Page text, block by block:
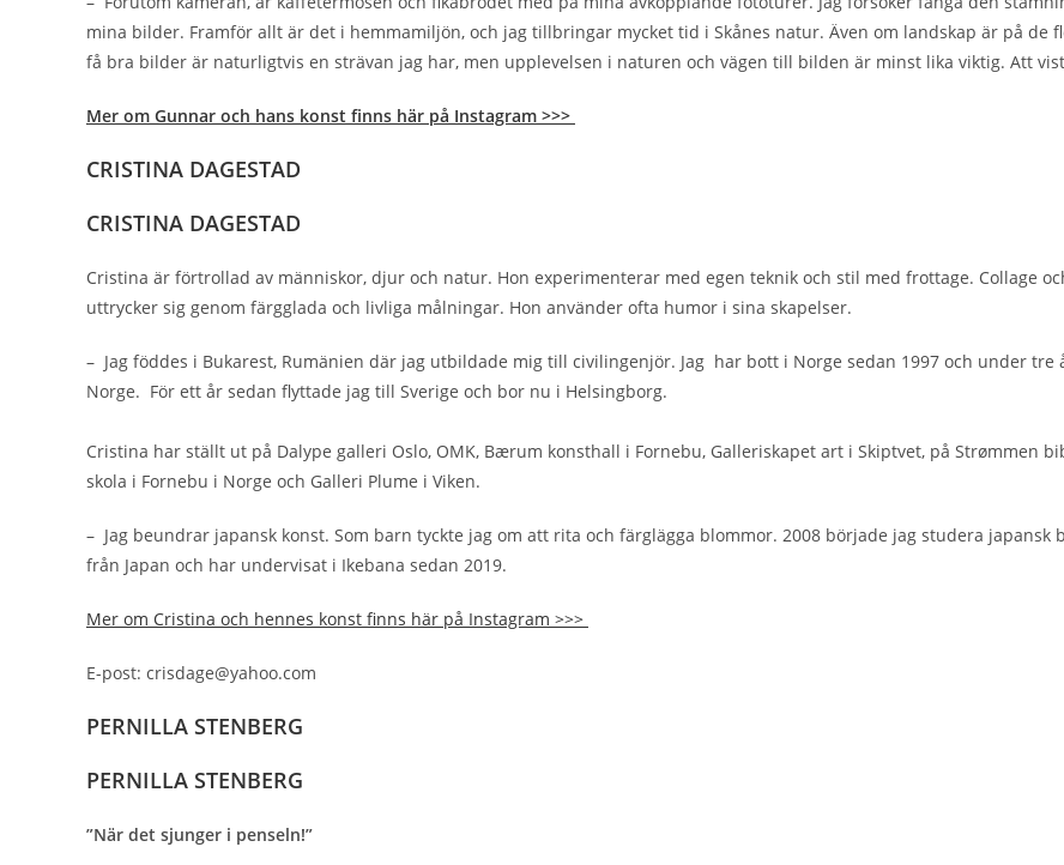
mina bilder. Framför allt är det i hemmamiljön, och jag tillbringar mycket tid i Skånes natur. Även om landskap är på de
få bra bilder är naturligtvis en strävan jag har, men upplevelsen i naturen och vägen till bilden är minst lika viktig. Att
Mer om Gunnar och hans konst finns här på Instagram >>>
CRISTINA DAGESTAD
CRISTINA DAGESTAD
Cristina är förtrollad av människor, djur och natur. Hon experimenterar med egen teknik och stil med frottage. Collage
uttrycker sig genom färgglada och livliga målningar. Hon använder ofta humor i sina skapelser.
– Jag föddes i Bukarest, Rumänien där jag utbildade mig till civilingenjör. Jag har bott i Norge sedan 1997 och under
Norge. För ett år sedan flyttade jag till Sverige och bor nu i Helsingborg.
Cristina har ställt ut på Dalype galleri Oslo, OMK, Bærum konsthall i Fornebu, Galleriskapet art i Skiptvet, på Strømmen
skola i Fornebu i Norge och Galleri Plume i Viken.
– Jag beundrar japansk konst. Som barn tyckte jag om att rita och färglägga blommor. 2008 började jag studera
från Japan och har undervisat i Ikebana sedan 2019.
Mer om Cristina och hennes konst finns här på Instagram >>>
E-post: crisdage@yahoo.com
PERNILLA STENBERG
PERNILLA STENBERG
”När det sjunger i penseln!”